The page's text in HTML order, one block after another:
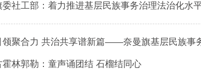
委社工部：着力推进基层民族事务治理法治化水
领聚合力 共治共享谱新篇——奈曼旗基层民族事
霍林郭勒：童声诵团结 石榴结同心